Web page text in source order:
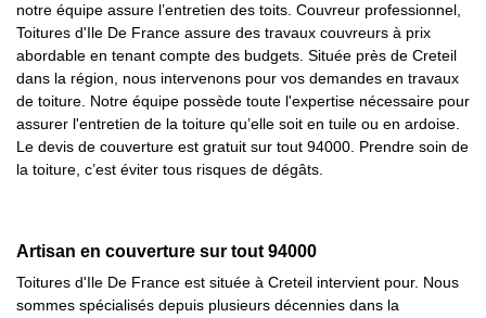
notre équipe assure l’entretien des toits. Couvreur professionnel,
Toitures d'Ile De France assure des travaux couvreurs à prix
abordable en tenant compte des budgets. Située près de Creteil
dans la région, nous intervenons pour vos demandes en travaux
de toiture. Notre équipe possède toute l'expertise nécessaire pour
assurer l'entretien de la toiture qu’elle soit en tuile ou en ardoise.
Le devis de couverture est gratuit sur tout 94000. Prendre soin de
la toiture, c’est éviter tous risques de dégâts.
Artisan en couverture sur tout 94000
Toitures d'Ile De France est située à Creteil intervient pour. Nous
sommes spécialisés depuis plusieurs décennies dans la